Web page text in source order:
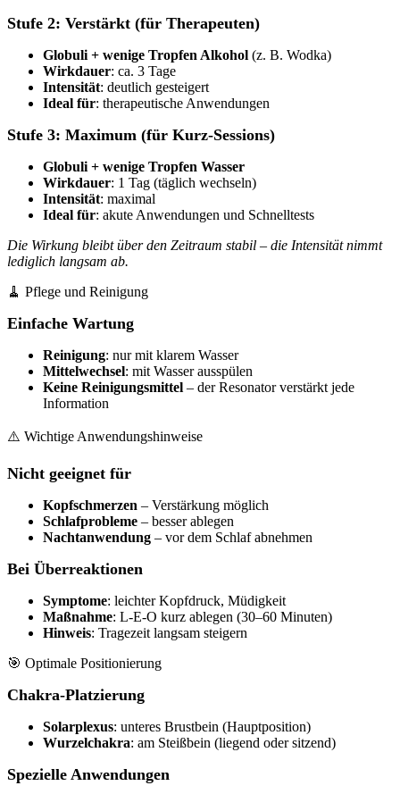
Stufe 2: Verstärkt (für Therapeuten)
Globuli + wenige Tropfen Alkohol (z. B. Wodka)
Wirkdauer: ca. 3 Tage
Intensität: deutlich gesteigert
Ideal für: therapeutische Anwendungen
Stufe 3: Maximum (für Kurz-Sessions)
Globuli + wenige Tropfen Wasser
Wirkdauer: 1 Tag (täglich wechseln)
Intensität: maximal
Ideal für: akute Anwendungen und Schnelltests
Die Wirkung bleibt über den Zeitraum stabil – die Intensität nimmt
lediglich langsam ab.
🧹 Pflege und Reinigung
Einfache Wartung
Reinigung: nur mit klarem Wasser
Mittelwechsel: mit Wasser ausspülen
Keine Reinigungsmittel – der Resonator verstärkt jede
Information
⚠️ Wichtige Anwendungshinweise
Nicht geeignet für
Kopfschmerzen – Verstärkung möglich
Schlafprobleme – besser ablegen
Nachtanwendung – vor dem Schlaf abnehmen
Bei Überreaktionen
Symptome: leichter Kopfdruck, Müdigkeit
Maßnahme: L-E-O kurz ablegen (30–60 Minuten)
Hinweis: Tragezeit langsam steigern
🎯 Optimale Positionierung
Chakra-Platzierung
Solarplexus: unteres Brustbein (Hauptposition)
Wurzelchakra: am Steißbein (liegend oder sitzend)
Spezielle Anwendungen